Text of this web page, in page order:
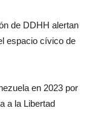
de DDHH alertan
espacio cívico de
en 2023 por
a la Libertad